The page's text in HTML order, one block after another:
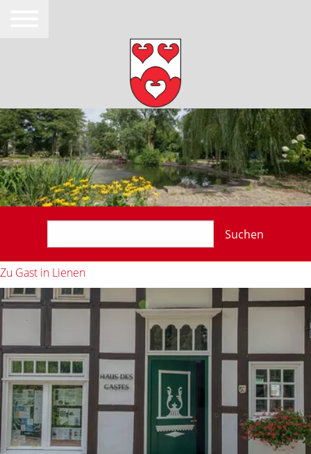
Suchen
Zu Gast in Lienen